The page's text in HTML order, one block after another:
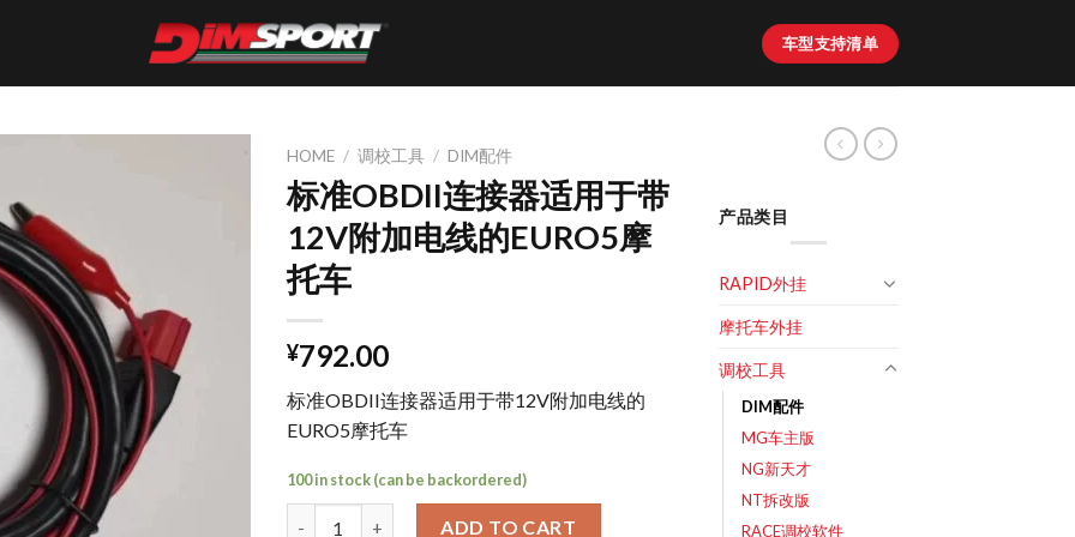
车型支持清单
HOME / 调校工具 / DIM配件
标准OBDII连接器适用于带
12V附加电线的EURO5摩
托车
¥792.00
标准OBDII连接器适用于带12V附加电线的
EURO5摩托车
100 in stock (can be backordered)
ADD TO CART
产品类目
RAPID外挂
摩托车外挂
调校工具
DIM配件
MG车主版
NG新天才
NT拆改版
RACE调校软件